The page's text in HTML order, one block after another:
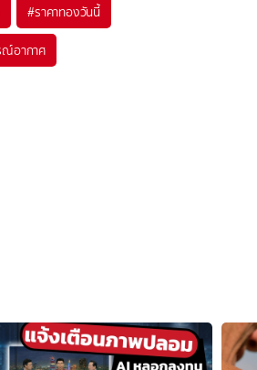
#ราคาทองวันนี้
ณ์อากาศ